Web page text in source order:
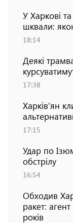
У Харкові
шквали:
18:14
Деякі
17:38
Харків'ян
17:15
Удар по
обстрілу
16:54
Обходив
ракет:
років